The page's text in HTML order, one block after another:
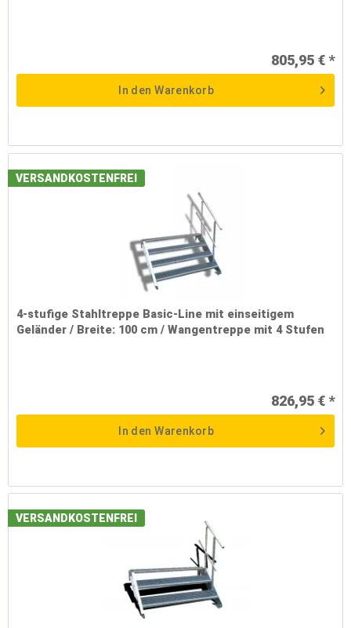
805,95 € *
In den Warenkorb
VERSANDKOSTENFREI
4-stufige Stahltreppe Basic-Line mit einseitigem
Geländer / Breite: 100 cm / Wangentreppe mit 4 Stufen
826,95 € *
In den Warenkorb
VERSANDKOSTENFREI